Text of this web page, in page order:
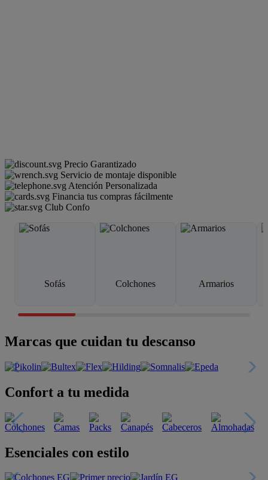
Precio Garantizado
Servicio de montaje disponible
Atención Personalizada
Financia tus compras fácilmente
Club Confo
Sofás Colchones Armarios
Marcas que cuidan tu descanso
Confort a tu medida
Esenciales con estilo